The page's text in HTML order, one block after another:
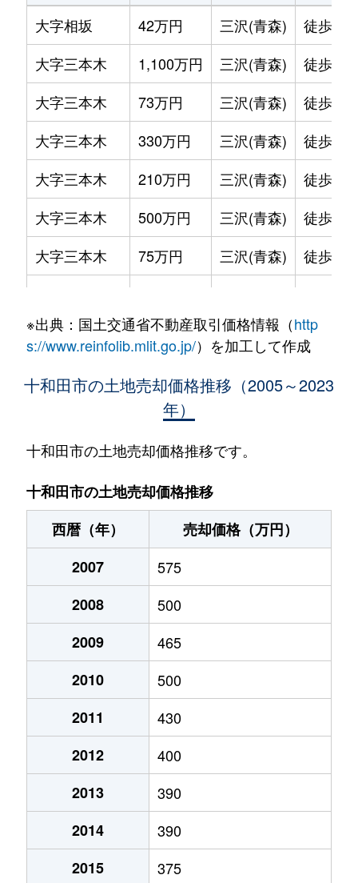
大字相坂
42万円 三沢(青森)
徒歩2
大字三本木
1,100万円 三沢(青森)
徒歩2
大字三本木
73万円 三沢(青森)
徒歩2
大字三本木
330万円 三沢(青森)
徒歩2
大字三本木
210万円 三沢(青森)
徒歩2
大字三本木
500万円 三沢(青森)
徒歩2
大字三本木
75万円 三沢(青森)
徒歩2
西十一番町
330万円 三沢(青森)
徒歩2
370万円
西十四番町
870万円 三沢(青森)
西十五番町
520万円
西二十一番町
1,000万円 三沢(青森)
西二十一番町
430万円
西二十三番町
220万円
西二十三番町
990万円
東一番町
7,000万円
東三番町
200万円
東五番町
400万円
東十五番町
320万円
東十六番町
350万円
東十六番町
480万円
※出典：国土交通省不動産取引価格情報（http
s://www.reinfolib.mlit.go.jp/）を加工して作成
十和田市の土地売却価格推移（2005～2023
年）
十和田市の土地売却価格推移です。
十和田市の土地売却価格推移
西暦（年）
売却価格（万円）
2007
575
2008
500
2009
465
2010
500
2011
430
2012
400
2013
390
2014
390
2015
375